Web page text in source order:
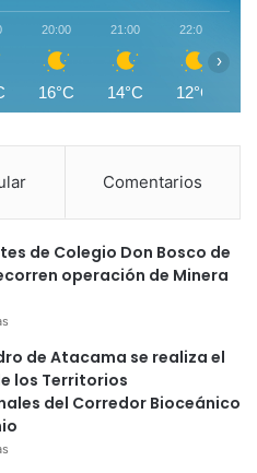
20:00
16°C
21:00
14°C
22:00
12°C
›
Comentarios
de Colegio Don Bosco de
operación de Minera
de Atacama se realiza el
los Territorios
del Corredor Bioceánico